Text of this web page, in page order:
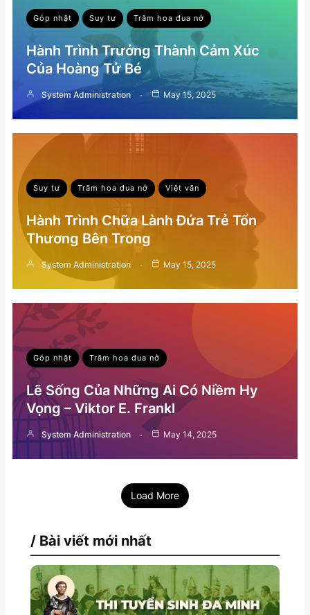
Góp nhặt Suy tư Trăm hoa đua nở
Hành Trình Trưởng Thành Cảm Xúc
Của Hoàng Tử Bé
System Administration May 15, 2025
Suy tư Trăm hoa đua nở Việt văn
Hành Trình Chữa Lành Đứa Trẻ Tổn
Thương Bên Trong
System Administration May 15, 2025
Góp nhặt Trăm hoa đua nở
Lẽ Sống Của Những Ai Có Niềm Hy
Vọng – Viktor E. Frankl
System Administration May 14, 2025
Load More
/ Bài viết mới nhất